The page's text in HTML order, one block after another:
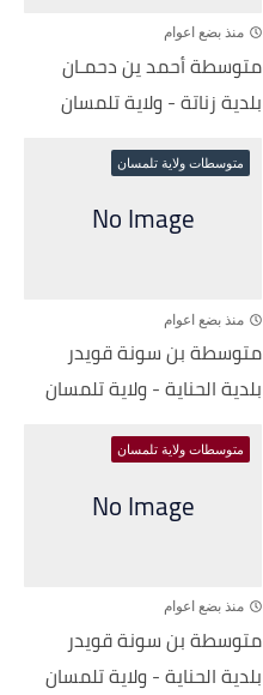
منذ بضع اعوام
متوسطة أحمد ين دحمـان
بلدية زناتة - ولاية تلمسان
متوسطات ولاية تلمسان
منذ بضع اعوام
متوسطة بن سونة قويدر
بلدية الحناية - ولاية تلمسان
متوسطات ولاية تلمسان
منذ بضع اعوام
متوسطة بن سونة قويدر
بلدية الحناية - ولاية تلمسان